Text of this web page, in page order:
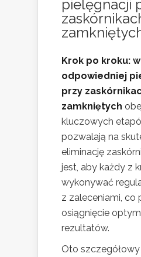
pielęgnacji
Krok po kroku:
odpowiedniej
przy
zamkniętych
kluczowych
pozwalają na
eliminację
jest, aby każdy z
wykonywać
z zaleceniami, co
osiągnięcie
rezultatów.
Oto